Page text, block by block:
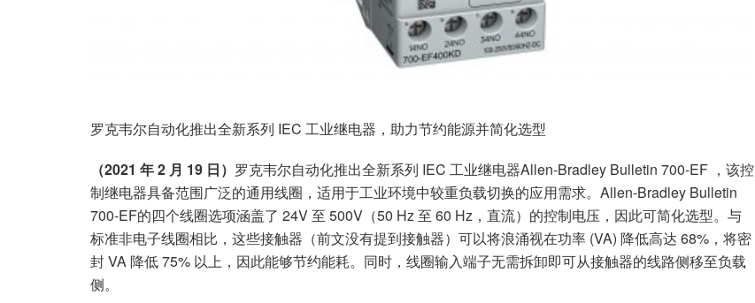
罗克韦尔自动化推出全新系列 IEC 工业继电器，助力节约能源并简化选型
（2021 年 2 月 19 日） 罗克韦尔自动化推出全新系列 IEC 工业继电器Allen‑Bradley Bulletin 700-EF ，该控
制继电器具备范围广泛的通用线圈，适用于工业环境中较重负载切换的应用需求。Allen‑Bradley Bulletin
700-EF的四个线圈选项涵盖了 24V 至 500V（50 Hz 至 60 Hz，直流）的控制电压，因此可简化选型。与
标准非电子线圈相比，这些接触器（前文没有提到接触器）可以将浪涌视在功率 (VA) 降低高达 68%，将密
封 VA 降低 75% 以上，因此能够节约能耗。同时，线圈输入端子无需拆卸即可从接触器的线路侧移至负载
侧。